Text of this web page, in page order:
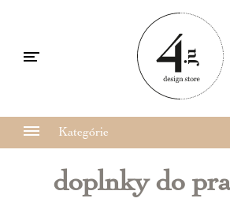
Kategórie
doplnky do